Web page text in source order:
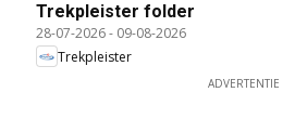
Trekpleister folder
28-07-2026- 09-08-2026
Trekpleister
ADVERTENTIE